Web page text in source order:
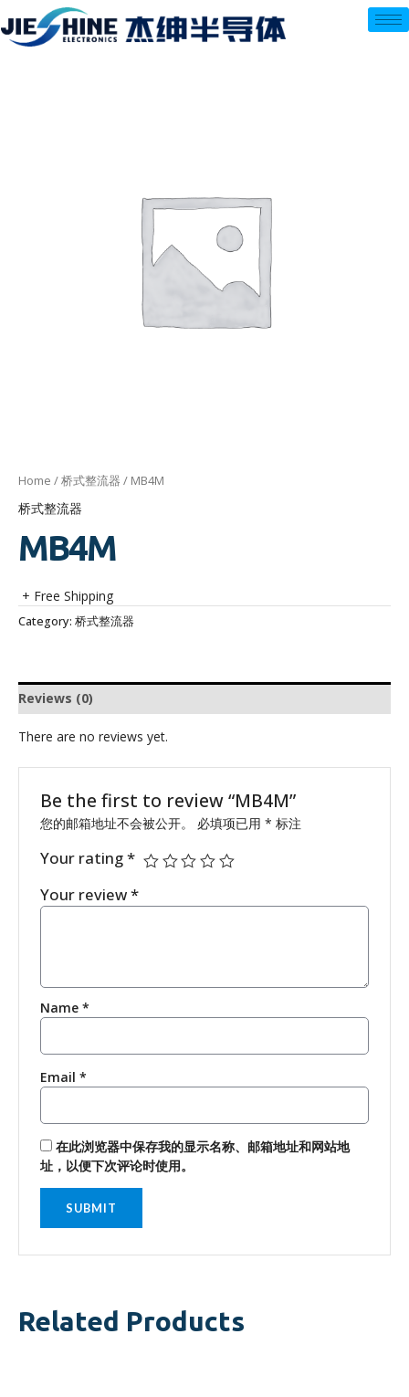
至
内
Home /桥式整流器 / MB4M
桥式整流器
MB4M
+ Free Shipping
Category: 桥式整流器
Reviews (0)
There are no reviews yet.
Be the first to review “MB4M”
您的邮箱地址不会被公开。 必填项已用* 标注
Your rating*
Your review*
Name*
Email*
在此浏览器中保存我的显示名称、邮箱地址和网站地
址，以便下次评论时使用。
Related Products